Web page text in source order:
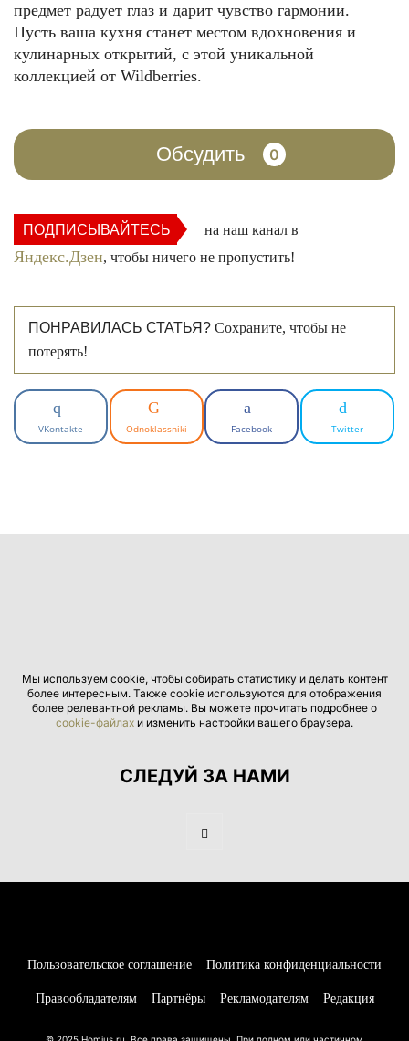
предмет радует глаз и дарит чувство гармонии.
Пусть ваша кухня станет местом вдохновения и
кулинарных открытий, с этой уникальной
коллекцией от Wildberries.
Обсудить 0
ПОДПИСЫВАЙТЕСЬ на наш канал в
Яндекс.Дзен, чтобы ничего не пропустить!
ПОНРАВИЛАСЬ СТАТЬЯ? Сохраните, чтобы не
потерять!
VKontakte Odnoklassniki Facebook Twitter
Мы используем cookie, чтобы собирать статистику и делать контент
более интересным. Также cookie используются для отображения
более релевантной рекламы. Вы можете прочитать подробнее о
cookie-файлах и изменить настройки вашего браузера.
СЛЕДУЙ ЗА НАМИ
Пользовательское соглашение Политика конфиденциальности
Правообладателям Партнёры Рекламодателям Редакция